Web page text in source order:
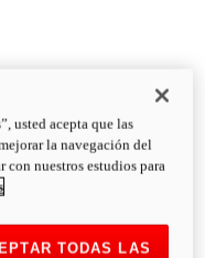
usted acepta que las
la navegación del
nuestros estudios para
TODAS LAS